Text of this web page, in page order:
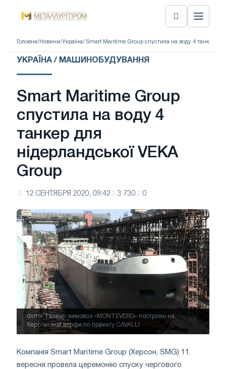
Головна/ Новини/Україна/ Smart Maritime Group спустила на воду 4 танкер для
УКРАЇНА / МАШИНОБУДУВАННЯ
Smart Maritime Group
спустила на воду 4
танкер для
нідерландської VEKA
Group
12 СЕНТЯБРЯ 2020, 09:42 3 730 0
Фото: Танкер-химовоз «MONTEVERD» построен на
Херсонской верфи по проекту CAVALLI
Компанія Smart Maritime Group (Херсон, SMG) 11.
вересня провела церемонію спуску чергового